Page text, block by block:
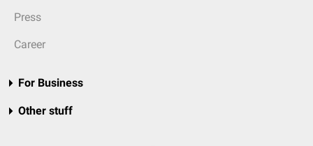
Press
Career
For Business
Other stuff